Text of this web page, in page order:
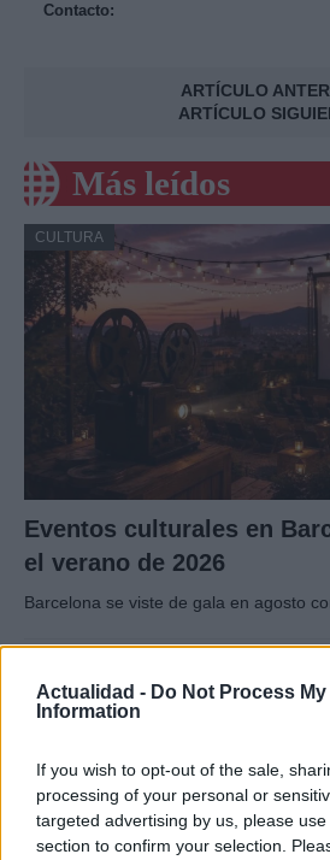
Actualidad - Do Not Process My
Information
If you wish to opt-out of the sale,
processing of your personal or
targeted advertising by us, please
section to confirm your selection.
Contacto:
ARTÍCULO
ARTÍCULO
Más leídos
CULTURA
Eventos culturales en
el verano de 2026
Barcelona se viste de gala en agosto